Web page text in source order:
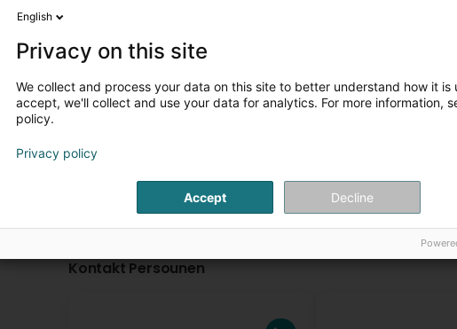
Kontakt Persounen
English
Privacy on this site
We collect and process your data on this site to better understand how it is
accept, we'll collect and use your data for analytics. For more information,
policy.
Privacy policy
Accept Decline